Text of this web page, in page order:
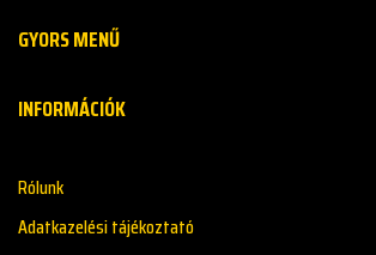
GYORS MENŰ
INFORMÁCIÓK
Rólunk
Adatkazelési tájékoztató